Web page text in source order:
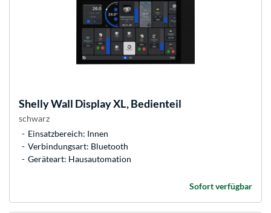
ShellyWall Display XL, Bedienteil
schwarz
Einsatzbereich: Innen
Verbindungsart: Bluetooth
Geräteart: Hausautomation
Sofort verfügbar